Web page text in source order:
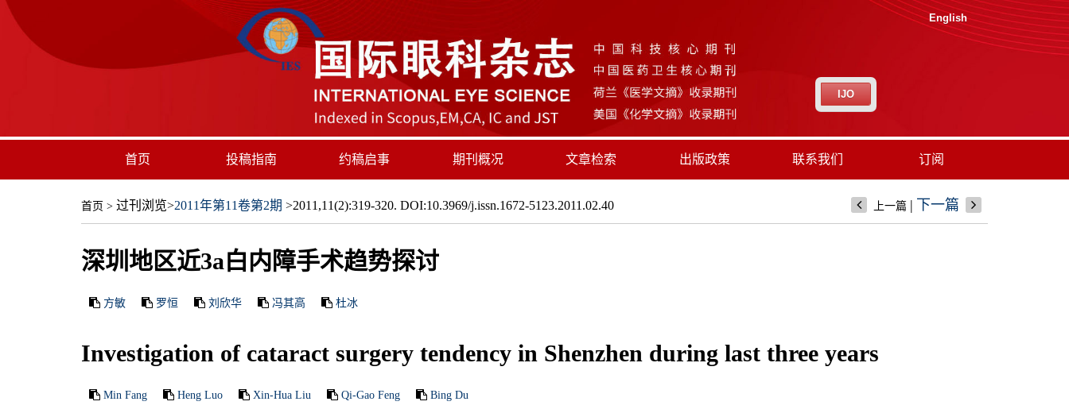
English
IJO
首页 投稿指南 约稿启事 期刊概况 文章检索 出版政策 联系我们 订阅
首页 > 过刊浏览>2011年第11卷第2期 >2011,11(2):319-320. DOI:10.3969/j.issn.1672-5123.2011.02.40 上一篇 | 下一篇
深圳地区近3a白内障手术趋势探讨
方敏 罗恒 刘欣华 冯其高 杜冰
Investigation of cataract surgery tendency in Shenzhen during last three years
Min Fang Heng Luo Xin-Hua Liu Qi-Gao Feng Bing Du